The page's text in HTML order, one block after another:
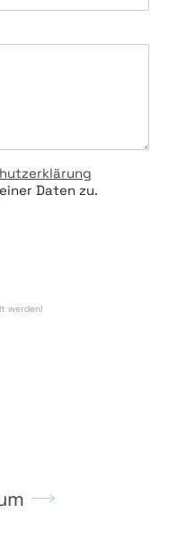
Daten zu.
werden!